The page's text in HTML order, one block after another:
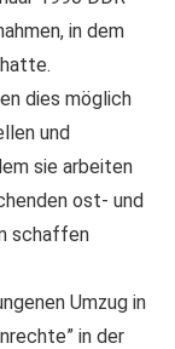
in dem
dies möglich
und
sie arbeiten
ost- und
schaffen
Umzug in
in der